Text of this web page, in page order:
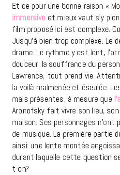
Et ce pour une bonne raison «
immersive et mieux vaut s’y
film proposé ici est complexe.
Jusqu’à bien trop complexe. Le
drame. Le rythme y est lent,
douceur, la souffrance du
Lawrence, tout prend vie.
la voilà malmenée et éseulée.
mais présentes, à mesure que
Aronofsky fait vivre son lieu,
maison. Ses personnages n’ont
de musique. La première partie
ainsi: une lente montée
durant laquelle cette question
t-on?